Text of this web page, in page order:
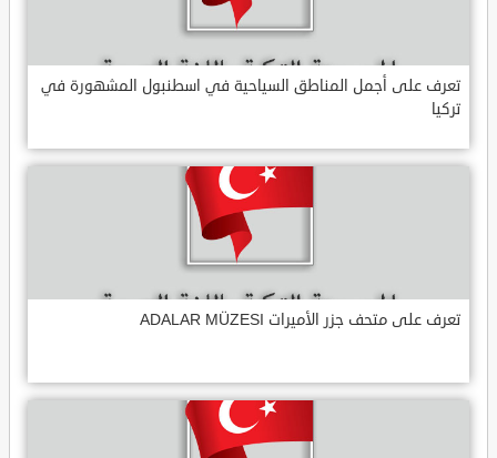
تعرف على أجمل المناطق السياحية في اسطنبول المشهورة في
تركيا
تعرف على متحف جزر الأميرات ADALAR MÜZESI